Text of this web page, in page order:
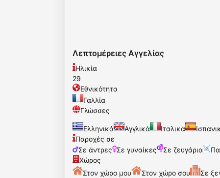
Λεπτομέρειες Αγγελίας
Ηλικία
29
Εθνικότητα
Γαλλία
Γλώσσες
Ελληνικά Αγγλικά Ιταλικά
Παροχές σε
Σε άντρες
Σε γυναίκες Σε ζευγάρια
Χώρος
Στον χώρο μου
Στον χώρο σου Σε